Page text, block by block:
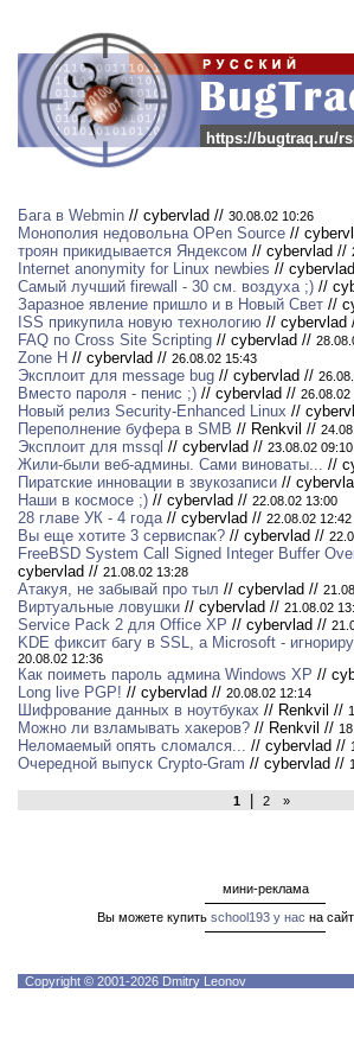
https://bugtraq.ru/
Бага в Webmin // cybervlad // 30.08.02 10:26
Монополия недовольна OPen Source //
троян прикидывается Яндексом // cybervlad //
Internet anonymity for Linux newbies //
Самый лучший firewall - 30 см. воздуха ;) //
Заразное явление пришло и в Новый Свет //
ISS прикупила новую технологию // cybervlad
FAQ по Cross Site Scripting // cybervlad //
Zone H // cybervlad // 26.08.02 15:43
Эксплоит для message bug // cybervlad //
Вместо пароля - пенис ;) // cybervlad // 26.08.02
Новый релиз Security-Enhanced Linux //
Переполнение буфера в SMB // Renkvil //
Эксплоит для mssql // cybervlad // 23.08.02 09:10
Жили-были веб-админы. Сами виноваты... //
Пиратские инновации в звукозаписи //
Наши в космосе ;) // cybervlad // 22.08.02 13:00
28 главе УК - 4 года// cybervlad // 22.08.02 12:42
Вы еще хотите 3 сервиспак? // cybervlad //
FreeBSD System Call Signed Integer Buffer
cybervlad // 21.08.02 13:28
Атакуя, не забывай про тыл // cybervlad //
Виртуальные ловушки // cybervlad // 21.08.02
Service Pack 2 для Office XP // cybervlad //
KDE фиксит багу в SSL, а Microsoft -
20.08.02 12:36
Как поиметь пароль админа Windows XP //
Long live PGP! // cybervlad // 20.08.02 12:14
Шифрование данных в ноутбуках // Renkvil //
Можно ли взламывать хакеров? // Renkvil //
Неломаемый опять сломался... // cybervlad //
Очередной выпуск Crypto-Gram // cybervlad //
1 2 »
мини-реклама
Вы можете купить school193 у нас на
Copyright © 2001-2026 Dmitry Leonov